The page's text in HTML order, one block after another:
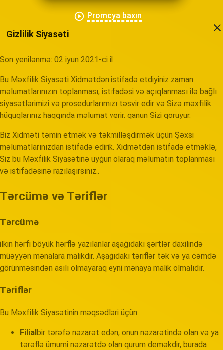
Promoya baxın
Gizlilik Siyasəti
Son yenilənmə: 02 iyun 2021-ci il
Bu Məxfilik Siyasəti Xidmətdən istifadə etdiyiniz zaman
məlumatlarınızın toplanması, istifadəsi və açıqlanması ilə bağlı
siyasətlərimizi və prosedurlarımızı təsvir edir və Sizə məxfilik
hüquqlarınız haqqında məlumat verir. qanun Sizi qoruyur.
Biz Xidməti təmin etmək və təkmilləşdirmək üçün Şəxsi
məlumatlarınızdan istifadə edirik. Xidmətdən istifadə etməklə,
Siz bu Məxfilik Siyasətinə uyğun olaraq məlumatın toplanması
və istifadəsinə razılaşırsınız..
Tərcümə və Təriflər
Tərcümə
ilkin hərfi böyük hərflə yazılanlar aşağıdakı şərtlər daxilində
müəyyən mənalara malikdir. Aşağıdakı təriflər tək və ya cəmdə
görünməsindən asılı olmayaraq eyni mənaya malik olmalıdır.
Təriflər
Bu Məxfilik Siyasətinin məqsədləri üçün:
Filialbir tərəfə nəzarət edən, onun nəzarətində olan və ya
tərəflə ümumi nəzarətdə olan qurum deməkdir, burada